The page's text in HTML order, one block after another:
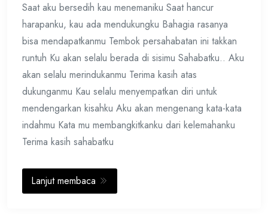
Saat aku bersedih kau menemaniku Saat hancur
harapanku, kau ada mendukungku Bahagia rasanya
bisa mendapatkanmu Tembok persahabatan ini takkan
runtuh Ku akan selalu berada di sisimu Sahabatku.. Aku
akan selalu merindukanmu Terima kasih atas
dukunganmu Kau selalu menyempatkan diri untuk
mendengarkan kisahku Aku akan mengenang kata-kata
indahmu Kata mu membangkitkanku dari kelemahanku
Terima kasih sahabatku
Lanjut membaca